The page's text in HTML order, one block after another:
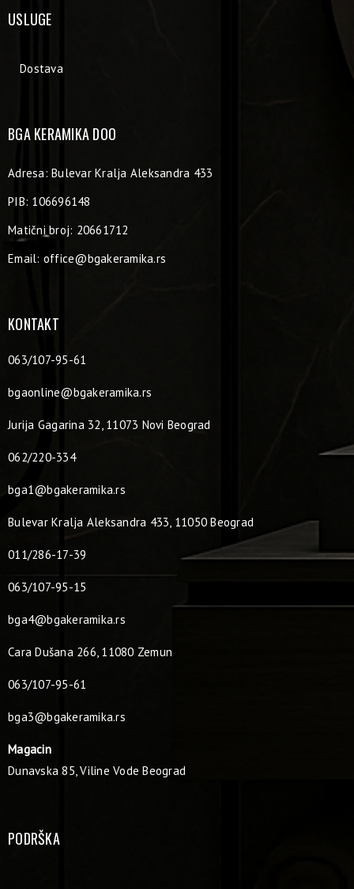
USLUGE
Dostava
BGA KERAMIKA DOO
Adresa: Bulevar Kralja Aleksandra 433
PIB: 106696148
Matični broj: 20661712
Email: office@bgakeramika.rs
KONTAKT
063/107-95-61
bgaonline@bgakeramika.rs
Jurija Gagarina 32, 11073 Novi Beograd
062/220-334
bga1@bgakeramika.rs
Bulevar Kralja Aleksandra 433, 11050 Beograd
011/286-17-39
063/107-95-15
bga4@bgakeramika.rs
Cara Dušana 266, 11080 Zemun
063/107-95-61
bga3@bgakeramika.rs
Magacin
Dunavska 85, Viline Vode Beograd
PODRŠKA